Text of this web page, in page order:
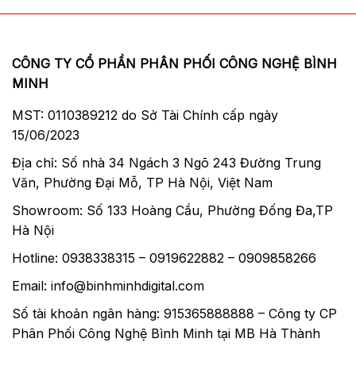
CÔNG TY CỔ PHẦN PHÂN PHỐI CÔNG NGHỆ BÌNH
MINH
MST: 0110389212 do Sở Tài Chính cấp ngày
15/06/2023
Địa chỉ: Số nhà 34 Ngách 3 Ngõ 243 Đường Trung
Văn, Phường Đại Mỗ, TP Hà Nội, Việt Nam
Showroom: Số 133 Hoàng Cầu, Phường Đống Đa,TP
Hà Nội
Hotline: 0938338315 – 0919622882 – 0909858266
Email: info@binhminhdigital.com
Số tài khoản ngân hàng: 915365888888 – Công ty CP
Phân Phối Công Nghệ Bình Minh tại MB Hà Thành